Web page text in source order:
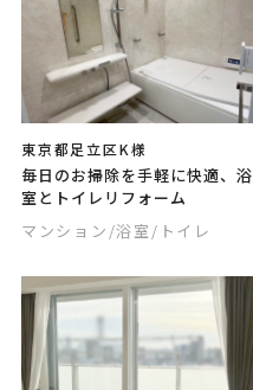
東京都足立区K様
毎日のお掃除を手軽に快適、浴
室とトイレリフォーム
マンション /浴室 /トイレ